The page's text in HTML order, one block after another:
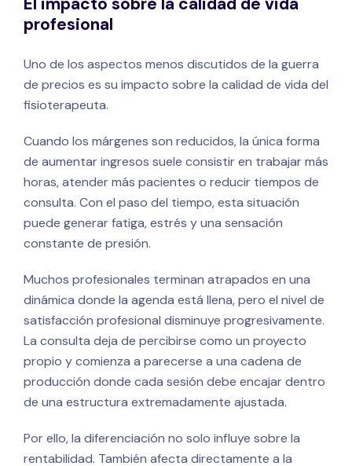
profesional
Uno de los aspectos menos discutidos de la guerra
de precios es su impacto sobre la calidad de vida del
fisioterapeuta.
Cuando los márgenes son reducidos, la única forma
de aumentar ingresos suele consistir en trabajar más
horas, atender más pacientes o reducir tiempos de
consulta. Con el paso del tiempo, esta situación
puede generar fatiga, estrés y una sensación
constante de presión.
Muchos profesionales terminan atrapados en una
dinámica donde la agenda está llena, pero el nivel de
satisfacción profesional disminuye progresivamente.
La consulta deja de percibirse como un proyecto
propio y comienza a parecerse a una cadena de
producción donde cada sesión debe encajar dentro
de una estructura extremadamente ajustada.
Por ello, la diferenciación no solo influye sobre la
rentabilidad. También afecta directamente a la